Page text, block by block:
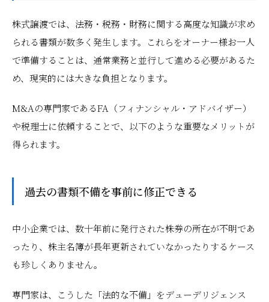
株式譲渡では、法務・税務・財務に関する高度な知識が求め
られる書類が数多く発生します。これらをオーナー様お一人
で準備することは、通常業務と並行して進める必要があるた
め、現実的には大きな負担となります。
M&Aの専門家であるFA（フィナンシャル・アドバイザー）
や税理士に依頼することで、以下のような重要なメリットが
得られます。
過去の書類不備を事前に修正できる
中小企業では、数十年前に発行された株券の所在が不明であ
ったり、株主名簿が長年更新されていなかったりするケース
も珍しくありません。
専門家は、こうした「法的な不備」をデューデリジェンス